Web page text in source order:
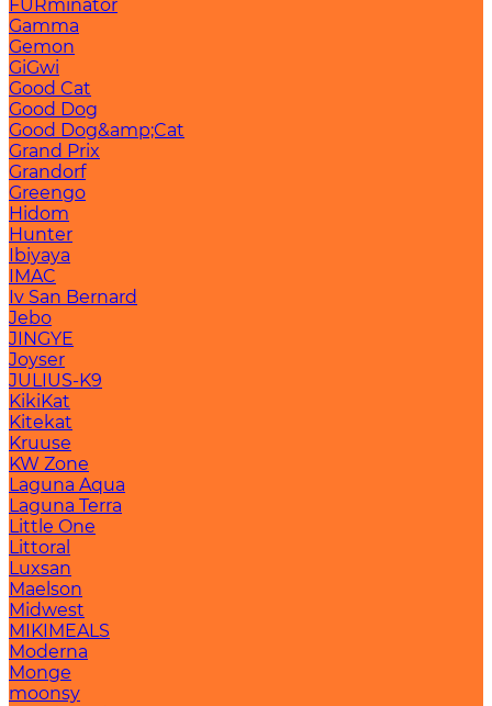
FURminator
Gamma
Gemon
GiGwi
Good Cat
Good Dog
Good Dog&amp;Cat
Grand Prix
Grandorf
Greengo
Hidom
Hunter
Ibiyaya
IMAC
Iv San Bernard
Jebo
JINGYE
Joyser
JULIUS-K9
KikiKat
Kitekat
Kruuse
KW Zone
Laguna Aqua
Laguna Terra
Little One
Littoral
Luxsan
Maelson
Midwest
MIKIMEALS
Moderna
Monge
moonsy